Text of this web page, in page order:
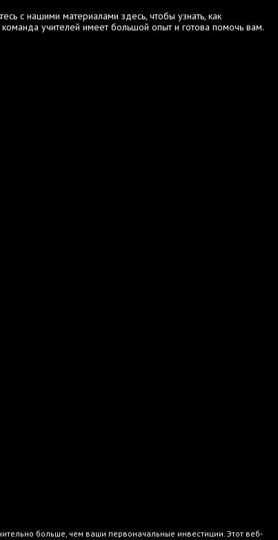
с нашими материалами здесь, чтобы узнать, как
учителей имеет большой опыт и готова помочь вам.
больше, чем ваши первоначальные инвестиции. Этот веб-